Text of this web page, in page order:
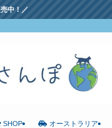
SHOP オーストラリア